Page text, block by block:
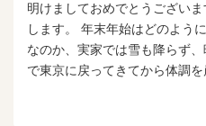
明けましておめでとうござい
します。 年末年始はどのよう
なのか、実家では雪も降らず
で東京に戻ってきてから体調を